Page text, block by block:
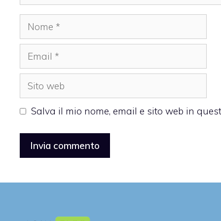
Nome
Email
Sito
web
Salva il mio nome, email e sito web in